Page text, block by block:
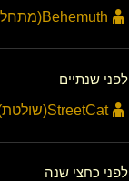
Behemuth​(מתחלף)
לפני שנתיים
StreetCat​(שולטת)
לפני כחצי שנה